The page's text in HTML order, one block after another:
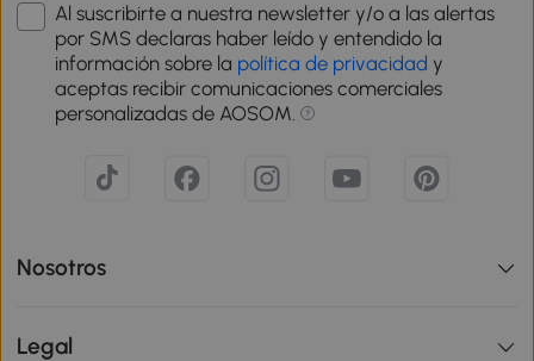
Al suscribirte a nuestra newsletter y/o a las alertas
por SMS declaras haber leído y entendido la
información sobre la política de privacidad y
aceptas recibir comunicaciones comerciales
personalizadas de AOSOM.
Nosotros
Legal